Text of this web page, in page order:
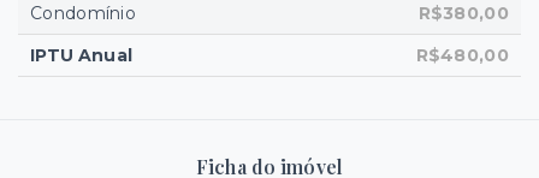
Condomínio
R$380,00
IPTU Anual
R$480,00
Ficha do imóvel